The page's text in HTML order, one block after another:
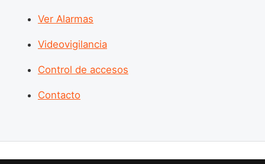
Ver Alarmas
Videovigilancia
Control de accesos
Contacto